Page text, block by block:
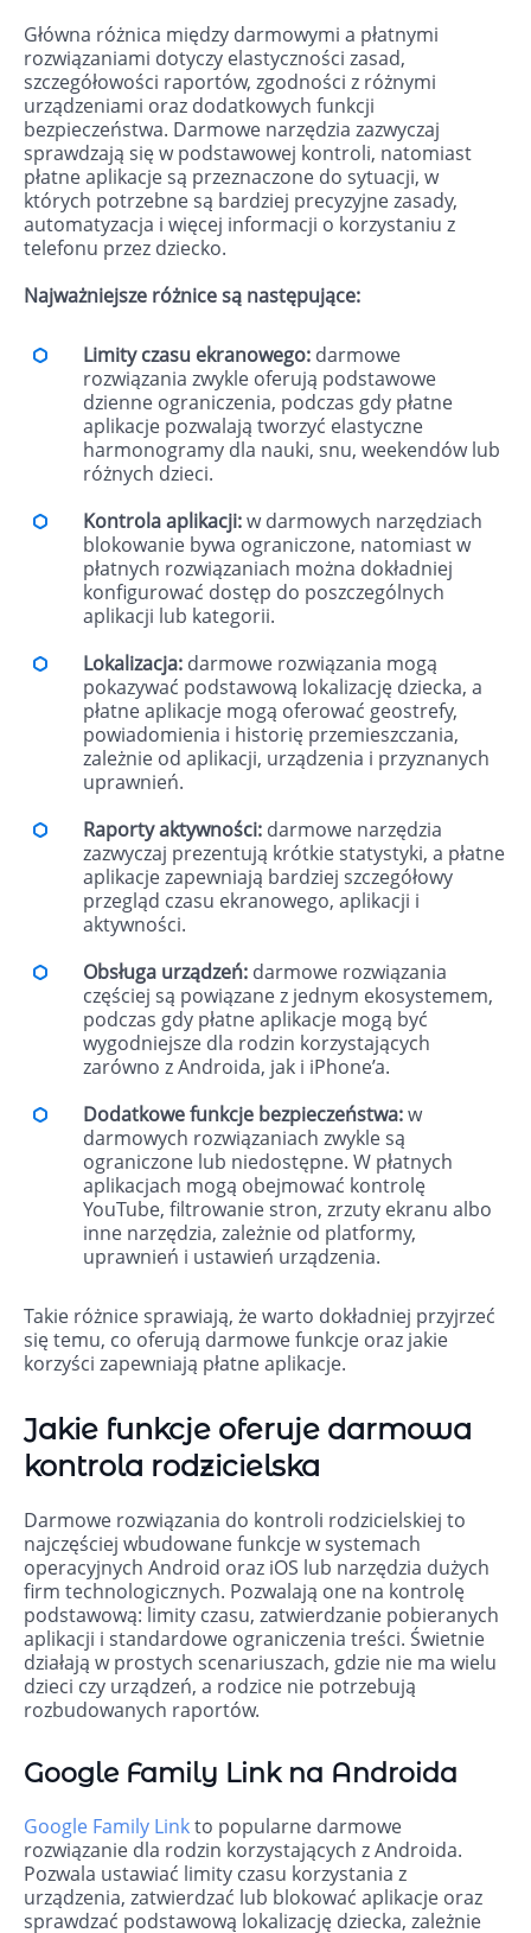
Główna różnica między darmowymi a płatnymi
rozwiązaniami dotyczy elastyczności zasad,
szczegółowości raportów, zgodności z różnymi
urządzeniami oraz dodatkowych funkcji
bezpieczeństwa. Darmowe narzędzia zazwyczaj
sprawdzają się w podstawowej kontroli, natomiast
płatne aplikacje są przeznaczone do sytuacji, w
których potrzebne są bardziej precyzyjne zasady,
automatyzacja i więcej informacji o korzystaniu z
telefonu przez dziecko.
Najważniejsze różnice są następujące:
Limity czasu ekranowego: darmowe
rozwiązania zwykle oferują podstawowe
dzienne ograniczenia, podczas gdy płatne
aplikacje pozwalają tworzyć elastyczne
harmonogramy dla nauki, snu, weekendów lub
różnych dzieci.
Kontrola aplikacji:w darmowych narzędziach
blokowanie bywa ograniczone, natomiast w
płatnych rozwiązaniach można dokładniej
konfigurować dostęp do poszczególnych
aplikacji lub kategorii.
Lokalizacja: darmowe rozwiązania mogą
pokazywać podstawową lokalizację dziecka, a
płatne aplikacje mogą oferować geostrefy,
powiadomienia i historię przemieszczania,
zależnie od aplikacji, urządzenia i przyznanych
uprawnień.
Raporty aktywności: darmowe narzędzia
zazwyczaj prezentują krótkie statystyki, a płatne
aplikacje zapewniają bardziej szczegółowy
przegląd czasu ekranowego, aplikacji i
aktywności.
Obsługa urządzeń: darmowe rozwiązania
częściej są powiązane z jednym ekosystemem,
podczas gdy płatne aplikacje mogą być
wygodniejsze dla rodzin korzystających
zarówno z Androida, jak i iPhone’a.
Dodatkowe funkcje bezpieczeństwa:w
darmowych rozwiązaniach zwykle są
ograniczone lub niedostępne. W płatnych
aplikacjach mogą obejmować kontrolę
YouTube, filtrowanie stron, zrzuty ekranu albo
inne narzędzia, zależnie od platformy,
uprawnień i ustawień urządzenia.
Takie różnice sprawiają, że warto dokładniej przyjrzeć
się temu, co oferują darmowe funkcje oraz jakie
korzyści zapewniają płatne aplikacje.
Jakie funkcje oferuje darmowa
kontrola rodzicielska
Darmowe rozwiązania do kontroli rodzicielskiej to
najczęściej wbudowane funkcje w systemach
operacyjnych Android oraz iOS lub narzędzia dużych
firm technologicznych. Pozwalają one na kontrolę
podstawową: limity czasu, zatwierdzanie pobieranych
aplikacji i standardowe ograniczenia treści. Świetnie
działają w prostych scenariuszach, gdzie nie ma wielu
dzieci czy urządzeń, a rodzice nie potrzebują
rozbudowanych raportów.
Google Family Link na Androida
Google Family Linkto popularne darmowe
rozwiązanie dla rodzin korzystających z Androida.
Pozwala ustawiać limity czasu korzystania z
urządzenia, zatwierdzać lub blokować aplikacje oraz
sprawdzać podstawową lokalizację dziecka, zależnie